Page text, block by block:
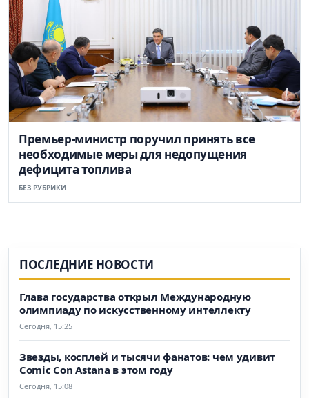
Премьер-министр поручил принять все
необходимые меры для недопущения
дефицита топлива
БЕЗ РУБРИКИ
ПОСЛЕДНИЕ НОВОСТИ
Глава государства открыл Международную
олимпиаду по искусственному интеллекту
Сегодня, 15:25
Звезды, косплей и тысячи фанатов: чем удивит
Comic Con Astana в этом году
Сегодня, 15:08